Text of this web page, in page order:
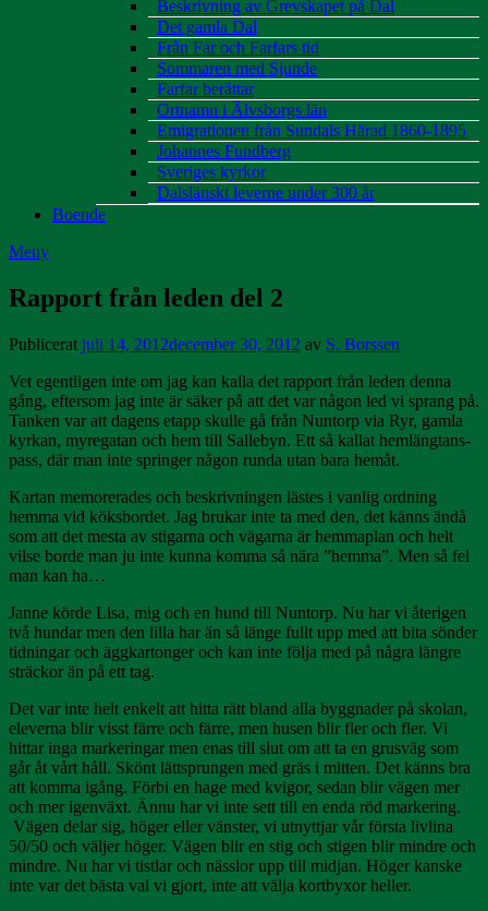
Beskrivning av Grevskapet på Dal
Det gamla Dal
Från Far och Farfars tid
Sommaren med Sjunde
Farfar berättar
Ortnamn i Älvsborgs län
Emigrationen från Sundals Härad 1860-1895
Johannes Fundberg
Sveriges kyrkor
Dalslänskt leverne under 300 år
Boende
Meny
Rapport från leden del 2
Publicerat juli 14, 2012december 30, 2012 av S. Borssen
Vet egentligen inte om jag kan kalla det rapport från leden denna
gång, eftersom jag inte är säker på att det var någon led vi sprang på.
Tanken var att dagens etapp skulle gå från Nuntorp via Ryr, gamla
kyrkan, myregatan och hem till Sallebyn. Ett så kallat hemlängtans-
pass, där man inte springer någon runda utan bara hemåt.
Kartan memorerades och beskrivningen lästes i vanlig ordning
hemma vid köksbordet. Jag brukar inte ta med den, det känns ändå
som att det mesta av stigarna och vägarna är hemmaplan och helt
vilse borde man ju inte kunna komma så nära ”hemma”. Men så fel
man kan ha…
Janne körde Lisa, mig och en hund till Nuntorp. Nu har vi återigen
två hundar men den lilla har än så länge fullt upp med att bita sönder
tidningar och äggkartonger och kan inte följa med på några längre
sträckor än på ett tag.
Det var inte helt enkelt att hitta rätt bland alla byggnader på skolan,
eleverna blir visst färre och färre, men husen blir fler och fler. Vi
hittar inga markeringar men enas till slut om att ta en grusväg som
går åt vårt håll. Skönt lättsprungen med gräs i mitten. Det känns bra
att komma igång. Förbi en hage med kvigor, sedan blir vägen mer
och mer igenväxt. Ännu har vi inte sett till en enda röd markering.
Vägen delar sig, höger eller vänster, vi utnyttjar vår första livlina
50/50 och väljer höger. Vägen blir en stig och stigen blir mindre och
mindre. Nu har vi tistlar och nässlor upp till midjan. Höger kanske
inte var det bästa val vi gjort, inte att välja kortbyxor heller.